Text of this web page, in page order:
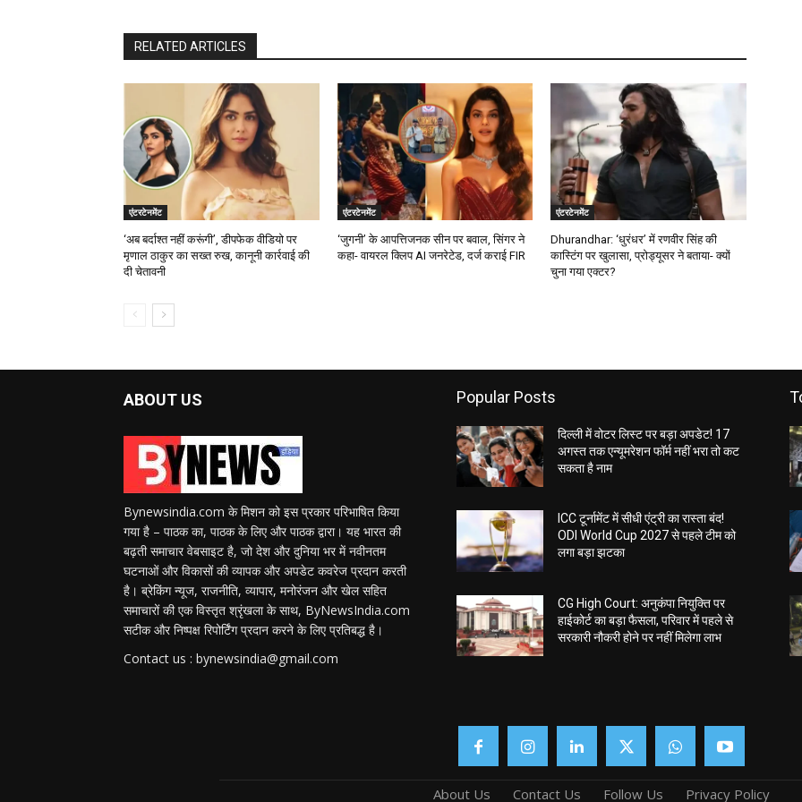
RELATED ARTICLES
एंटरटेनमेंट
‘अब बर्दाश्त नहीं करूंगी’, डीपफेक वीडियो पर
मृणाल ठाकुर का सख्त रुख, कानूनी कार्रवाई की
दी चेतावनी
एंटरटेनमेंट
‘जुगनी’ के आपत्तिजनक सीन पर बवाल, सिंगर ने
कहा- वायरल क्लिप AI जनरेटेड, दर्ज कराई FIR
एंटरटेनमेंट
Dhurandhar: ‘धुरंधर’ में रणवीर सिंह की
कास्टिंग पर खुलासा, प्रोड्यूसर ने बताया- क्यों
चुना गया एक्टर?
ABOUT US
Bynewsindia.com के मिशन को इस प्रकार परिभाषित किया
गया है – पाठक का, पाठक के लिए और पाठक द्वारा। यह भारत की
बढ़ती समाचार वेबसाइट है, जो देश और दुनिया भर में नवीनतम
घटनाओं और विकासों की व्यापक और अपडेट कवरेज प्रदान करती
है। ब्रेकिंग न्यूज, राजनीति, व्यापार, मनोरंजन और खेल सहित
समाचारों की एक विस्तृत श्रृंखला के साथ, ByNewsIndia.com
सटीक और निष्पक्ष रिपोर्टिंग प्रदान करने के लिए प्रतिबद्ध है।
Contact us : bynewsindia@gmail.com
Popular Posts
दिल्ली में वोटर लिस्ट पर बड़ा अपडेट! 17
अगस्त तक एन्यूमरेशन फॉर्म नहीं भरा तो कट
सकता है नाम
ICC टूर्नामेंट में सीधी एंट्री का रास्ता बंद!
ODI World Cup 2027 से पहले टीम को
लगा बड़ा झटका
CG High Court: अनुकंपा नियुक्ति पर
हाईकोर्ट का बड़ा फैसला, परिवार में पहले से
सरकारी नौकरी होने पर नहीं मिलेगा लाभ
About Us Contact Us Follow Us Privacy Policy